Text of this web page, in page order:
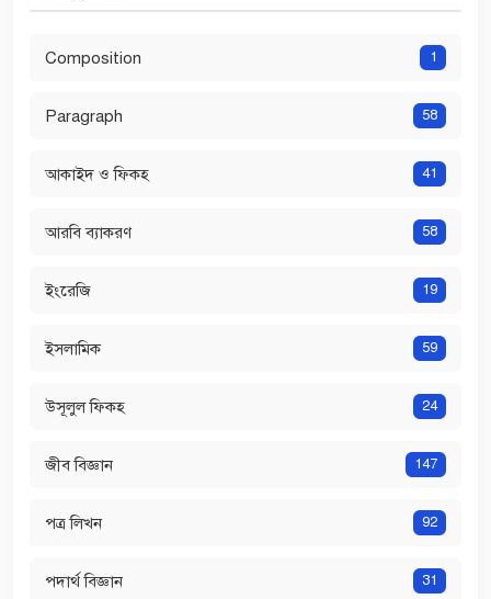
Composition 1
Paragraph 58
আকাইদ ও ফিকহ 41
আরবি ব্যাকরণ 58
ইংরেজি 19
ইসলামিক 59
উসূলুল ফিকহ 24
জীব বিজ্ঞান 147
পত্র লিখন 92
পদার্থ বিজ্ঞান 31